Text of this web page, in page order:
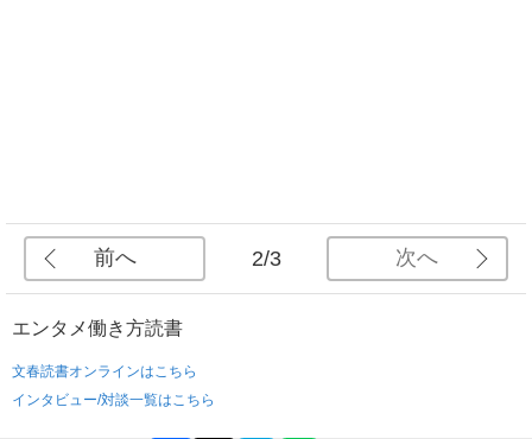
前へ 2/3 次へ
エンタメ働き方読書
文春読書オンラインはこちら
インタビュー/対談一覧はこちら